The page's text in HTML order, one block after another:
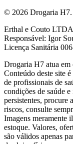
© 2026 Drogaria H7.
Erthal e Couto LTDA
Responsável: Igor
Licença Sanitária
Drogaria H7 atua em
Conteúdo deste site
de profissionais de
condições de saúde
persistentes, procure
riscos, consulte
Imagens meramente
estoque. Valores,
são válidos apenas